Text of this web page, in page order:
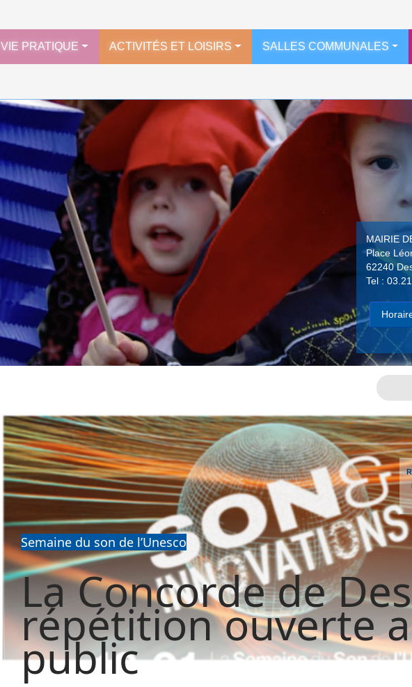
VIE PRATIQUE ACTIVITÉS ET LOISIRS SALLES COMMUNALES
MAIRIE
Place
62240
Tel :
Semaine du son de l’Unesco
La Concorde de
répétition ouverte
public